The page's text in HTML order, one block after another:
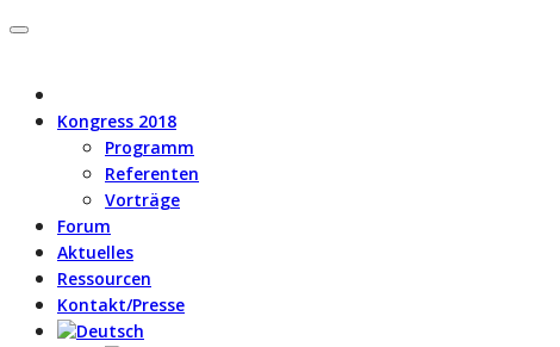
Kongress 2018
Programm
Referenten
Vorträge
Forum
Aktuelles
Ressourcen
Kontakt/Presse